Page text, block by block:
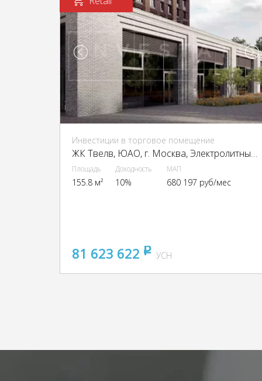
Инвестиции в торговое помещение
ЖК Твелв, ЮАО, г. Москва, Электролитный пр-д, 12Б
Площадь
155.8 м²
Доходность
10%
МАП
680 197 руб/мес
81 623 622 pуб
УСН